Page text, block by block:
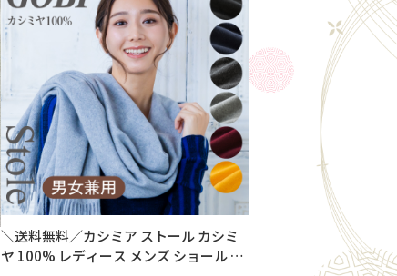
＼送料無料／カシミア ストール カシミ
ヤ 100% レディース メンズ ショール 無